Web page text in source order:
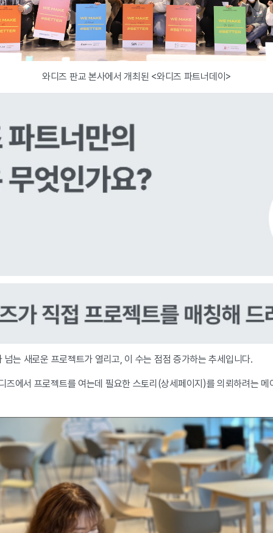
와디즈 판교 본사에서 개최된 <와디즈 파트너데이>
넘는 새로운 프로젝트가 열리고, 이 수는 점점 증가하는 추세입니다.
즈에서 프로젝트를 여는데 필요한 스토리(상세페이지)를 의뢰하려는